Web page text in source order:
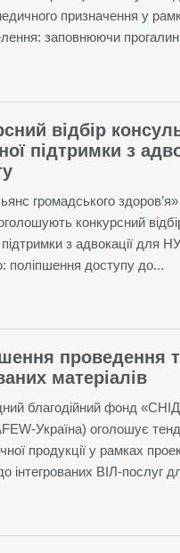
призначення у
заповнюючи
відбір
підтримки з
громадського
конкурсний
підтримки з адвокації для
поліпшення доступу до...
проведення
матеріалів
благодійний фонд
Україна) оголошує
продукції у рамках
інтегрованих ВІЛ-послуг